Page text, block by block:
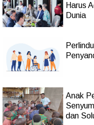
Harus
Dunia
Anak
dan